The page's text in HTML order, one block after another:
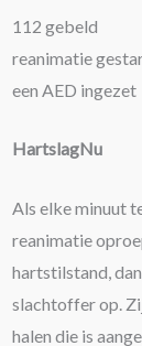
112 gebeld
reanimatie
een AED ingezet
HartslagNu
Als elke minuut
reanimatie
hartstilstand,
slachtoffer op.
halen die is